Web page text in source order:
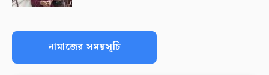
নামাজের সময়সূচি